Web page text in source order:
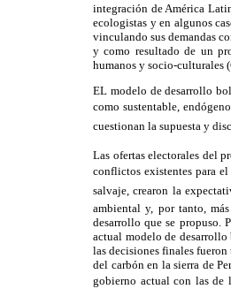
integración de América
ecologistas y en algunos
vinculando sus demandas
y como resultado de un
humanos y socio-culturales
EL modelo de desarrollo
como sustentable,
cuestionan la supuesta y
Las ofertas electorales del
conflictos existentes para
salvaje, crearon la
ambiental y, por tanto,
desarrollo que se propuso.
actual modelo de desarrollo
las decisiones finales
del carbón en la sierra de
gobierno actual con las de